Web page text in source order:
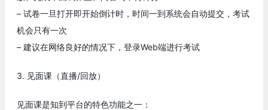
– 试卷一旦打开即开始倒计时，时间一到系统会自动提交，考试
机会只有一次
– 建议在网络良好的情况下，登录Web端进行考试
3. 见面课（直播/回放）
见面课是知到平台的特色功能之一：